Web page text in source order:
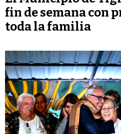
fin de semana con
toda la familia